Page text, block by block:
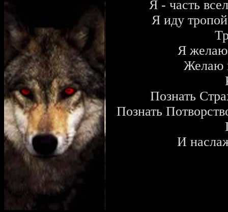
Я - часть
Я иду
Я желаю
Желаю
Познать
Познать
И